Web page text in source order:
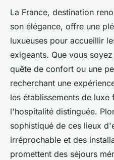
Le top 5 des
de luxe de
onesime•25 janvier 2024•3
La France, destination
son élégance, offre une
luxueuses pour accueillir
exigeants. Que vous
quête de confort ou une
recherchant une
les établissements de luxe
l'hospitalité distinguée.
sophistiqué de ces lieux
irréprochable et des
promettent des séjours